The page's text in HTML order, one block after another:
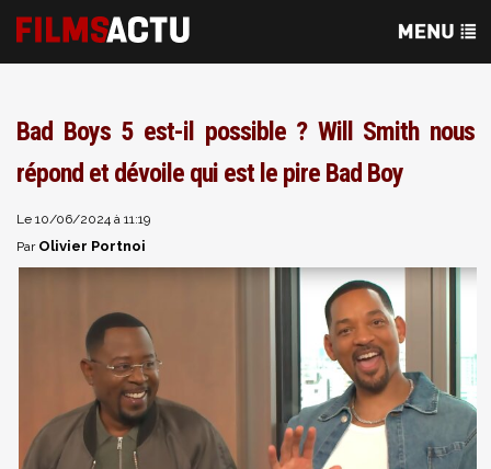
Bad Boys 5 est-il possible ? Will Smith nous
répond et dévoile qui est le pire Bad Boy
Le 10/06/2024 à 11:19
Par Olivier Portnoi